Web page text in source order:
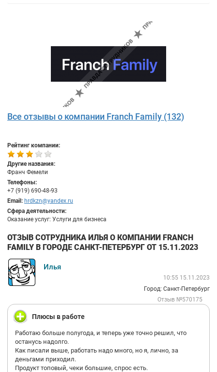
Все отзывы о компании Franch Family (132)
Рейтинг компании:
Другие названия:
Франч Фемели
Телефоны:
+7 (919) 690-48-93
Email: hrdkzn@yandex.ru
Сфера деятельности:
Оказание услуг: Услуги для бизнеса
ОТЗЫВ СОТРУДНИКА ИЛЬЯ О КОМПАНИИ FRANCH
FAMILY В ГОРОДЕ САНКТ-ПЕТЕРБУРГ ОТ 15.11.2023
Илья
10:55 15.11.2023
Город: Санкт-Петербург
Отзыв №570175
Плюсы в работе
Работаю больше полугода, и теперь уже точно решил, что
останусь надолго.
Как писали выше, работать надо много, но я, лично, за
деньгами приходил.
Продукт топовый, чеки большие, спрос есть.